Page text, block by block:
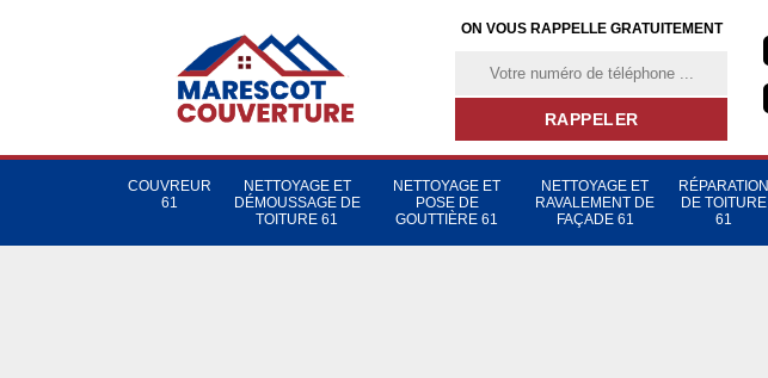
ON VOUS RAPPELLE GRATUITEMENT
COUVREUR
61
NETTOYAGE ET
DÉMOUSSAGE DE
TOITURE 61
NETTOYAGE ET
POSE DE
GOUTTIÈRE 61
NETTOYAGE ET
RAVALEMENT DE
FAÇADE 61
RÉPARATION
DE TOITURE
61